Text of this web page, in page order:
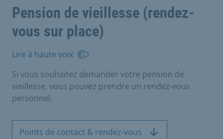
Pension de vieillesse (rendez-
vous sur place)
Lire à haute voix
Si vous souhaitez demander votre pension de
vieillesse, vous pouvez prendre un rendez-vous
personnel.
Points de contact & rendez-vous